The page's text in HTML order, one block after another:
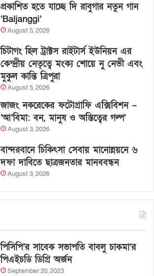
প্রকাশিত হতে যাচ্ছে দি রাবুগার নতুন গান
‘Baljanggi’
August 5, 2026
চিটাগং হিল ট্রাক্টস রাইটার্স ইউনিয়ন এর
কেন্দ্রীয় নেতৃত্বে মংক্য শোয়ে নু নেভী এবং
মুকুল কান্তি ত্রিপুরা
August 5, 2026
জাজং নকরেকের ফটোগ্রাফি এক্সিবিশন –
‘আ’বিমা: বন, মানুষ ও অস্তিত্বের গল্প’
August 3, 2026
বান্দরবানে চিকিৎসা সেবায় মানোন্নয়নে ৬
দফা দাবিতে ছাত্রজনতার মানববন্ধন
August 3, 2026
পিসিপি’র সাবেক সভাপতি বাবলু চাকমা’র
পিএইচডি ডিগ্রি অর্জন
September 20, 2023